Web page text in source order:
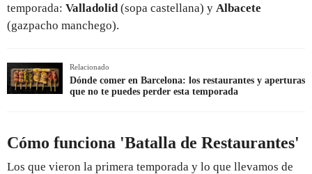
temporada: Valladolid(sopa castellana) y Albacete
(gazpacho manchego).
Relacionado
Dónde comer en Barcelona: los restaurantes y aperturas
que no te puedes perder esta temporada
Cómo funciona 'Batalla de Restaurantes'
Los que vieron la primera temporada y lo que llevamos de